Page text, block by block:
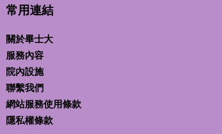
常用連結
關於畢士大
服務內容
院內設施
聯繫我們
網站服務使用條款
隱私權條款